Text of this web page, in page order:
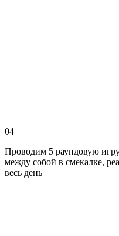
04
Проводим 5 раундовую
между собой в смекалке,
весь день